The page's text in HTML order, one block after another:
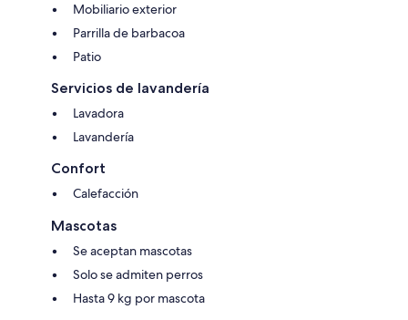
Mobiliario exterior
Parrilla de barbacoa
Patio
Servicios de lavandería
Lavadora
Lavandería
Confort
Calefacción
Mascotas
Se aceptan mascotas
Solo se admiten perros
Hasta 9 kg por mascota